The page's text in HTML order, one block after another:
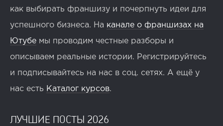
как выбирать франшизу и почерпнуть идеи для
успешного бизнеса. На канале о франшизах на
Ютубе мы проводим честные разборы и
описываем реальные истории. Регистрируйтесь
и подписывайтесь на нас в соц. сетях. А ещё у
нас есть Каталог курсов.
ЛУЧШИЕ ПОСТЫ 2026